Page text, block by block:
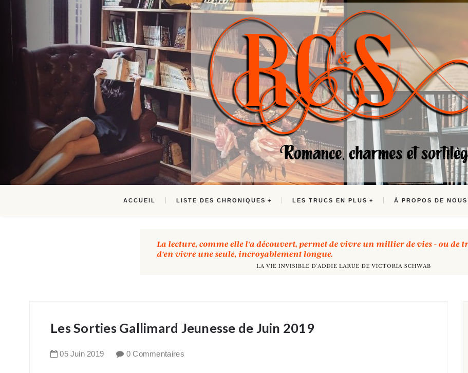
ACCUEIL LISTE DES CHRONIQUES LES TRUCS EN PLUS À PROPOS DE NOUS
Les Sorties Gallimard Jeunesse de Juin 2019
05 Juin 2019 0 Commentaires